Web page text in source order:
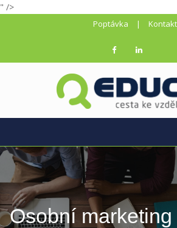
" />
Poptávka | Kontakt
Osobní